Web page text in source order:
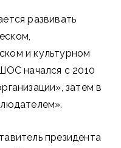
развивать
и культурном
начался с 2010
затем в
президента